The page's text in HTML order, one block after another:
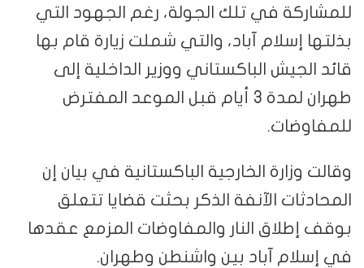
للمشاركة في تلك الجولة، رغم الجهود التي
بذلتها إسلام آباد، والتي شملت زيارة قام بها
قائد الجيش الباكستاني ووزير الداخلية إلى
طهران لمدة 3 أيام قبل الموعد المفترض
للمفاوضات.
وقالت وزارة الخارجية الباكستانية في بيان إن
المحادثات الآنفة الذكر بحثت قضايا تتعلق
بوقف إطلاق النار والمفاوضات المزمع عقدها
في إسلام آباد بين واشنطن وطهران.